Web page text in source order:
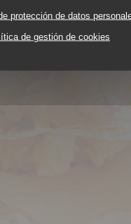
protección de datos
de gestión de cookies